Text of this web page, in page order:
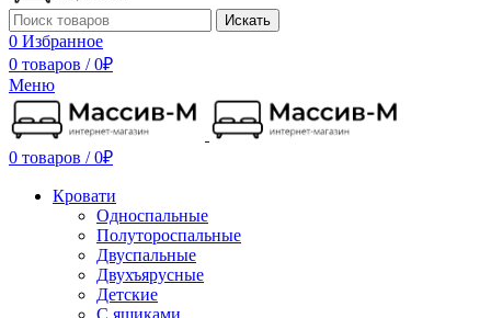
Искать
0 Избранное
0 товаров / 0₽
Меню
0 товаров / 0₽
Кровати
Односпальные
Полутороспальные
Двуспальные
Двухъярусные
Детские
С ящиками